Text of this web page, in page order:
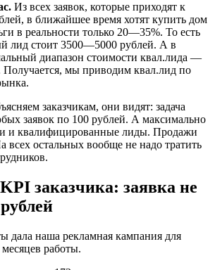
Из всех заявок, которые приходят к
в ближайшее время хотят купить дом
в реальности только 20—35%. То есть
лид стоит 3500—5000 рублей. А в
диапазон стоимости квал.лида —
мы приводим квал.лид по
заказчикам, они видят: задача
заявок по 100 рублей. А максимально
и квалифицированные лиды. Продажи
всех остальных вообще не надо тратить
заказчика: заявка не
дала наша рекламная кампания для
работы.